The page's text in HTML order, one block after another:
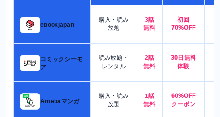
ebookjapan
購入・読み
放題
3話
無料
初回
70%OFF
コミックシーモ
ア
読み放題・
レンタル
2話
無料
30日無料
体験
Amebaマンガ
購入・読み
放題
1話
無料
60%OFF
クーポン